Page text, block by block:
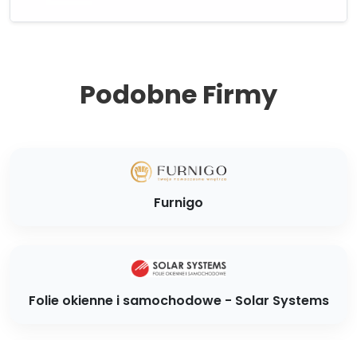
Podobne Firmy
Furnigo
Folie okienne i samochodowe - Solar Systems